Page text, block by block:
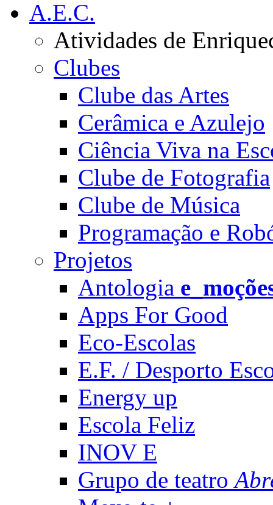
A.E.C.
Atividades de
Clubes
Clube das Artes
Cerâmica e Azulejo
Ciência Viva na
Clube de Fotografia
Clube de Música
Programação e
Projetos
Antologia
Apps For Good
Eco-Escolas
E.F. / Desporto
Energy up
Escola Feliz
INOV E
Grupo de teatro